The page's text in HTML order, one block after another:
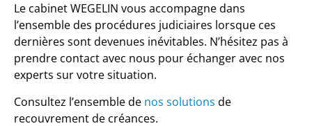
Le cabinet WEGELIN vous accompagne dans
l’ensemble des procédures judiciaires lorsque ces
dernières sont devenues inévitables. N’hésitez pas à
prendre contact avec nous pour échanger avec nos
experts sur votre situation.
Consultez l’ensemble de nos solutions de
recouvrement de créances.